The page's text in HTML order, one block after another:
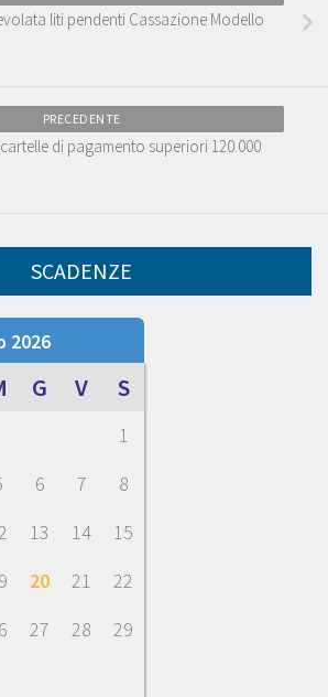
liti pendenti Cassazione Modello
PRECEDENTE
di pagamento superiori 120.000
SCADENZE
2026
G V S
1
6 7
8
13 14
15
20 21
22
27 28
29